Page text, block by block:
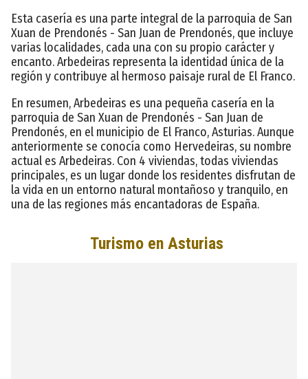
Esta casería es una parte integral de la parroquia de San
Xuan de Prendonés - San Juan de Prendonés, que incluye
varias localidades, cada una con su propio carácter y
encanto. Arbedeiras representa la identidad única de la
región y contribuye al hermoso paisaje rural de El Franco.
En resumen, Arbedeiras es una pequeña casería en la
parroquia de San Xuan de Prendonés - San Juan de
Prendonés, en el municipio de El Franco, Asturias. Aunque
anteriormente se conocía como Hervedeiras, su nombre
actual es Arbedeiras. Con 4 viviendas, todas viviendas
principales, es un lugar donde los residentes disfrutan de
la vida en un entorno natural montañoso y tranquilo, en
una de las regiones más encantadoras de España.